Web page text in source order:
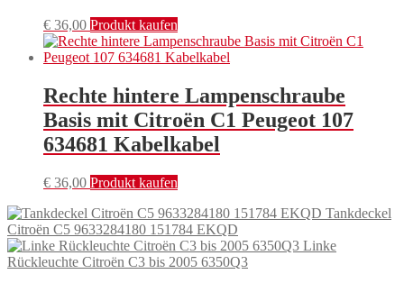
€ 36,00 Produkt kaufen
Rechte hintere Lampenschraube
Basis mit Citroën C1 Peugeot 107
634681 Kabelkabel
€ 36,00 Produkt kaufen
Tankdeckel
Citroën C5 9633284180 151784 EKQD
Linke
Rückleuchte Citroën C3 bis 2005 6350Q3